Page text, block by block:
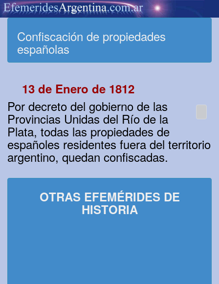
Confiscación de propiedades
españolas
13 de Enero de 1812
Por decreto del gobierno de las
Provincias Unidas del Río de la
Plata, todas las propiedades de
españoles residentes fuera del territorio
argentino, quedan confiscadas.
OTRAS EFEMÉRIDES DE
HISTORIA